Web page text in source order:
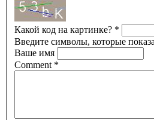
Какой код на картинке? *
Введите символы, которые
Ваше имя
Comment *